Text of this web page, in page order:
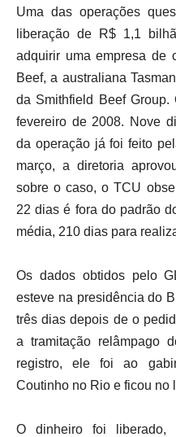
Uma das operações
liberação de R$ 1,1
adquirir uma empresa de
Beef, a australiana
da Smithfield Beef
fevereiro de 2008. Nove
da operação já foi feito
março, a diretoria
sobre o caso, o TCU
22 dias é fora do padrão
média, 210 dias para
Os dados obtidos pelo
esteve na presidência do
três dias depois de o
a tramitação relâmpago
registro, ele foi ao
Coutinho no Rio e ficou no
O dinheiro foi liberado,